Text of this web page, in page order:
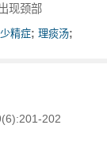
现颈部
少精症; 理痰汤;
202